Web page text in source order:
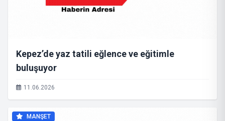
Kepez’de yaz tatili eğlence ve eğitimle
buluşuyor
11.06.2026
MANŞET